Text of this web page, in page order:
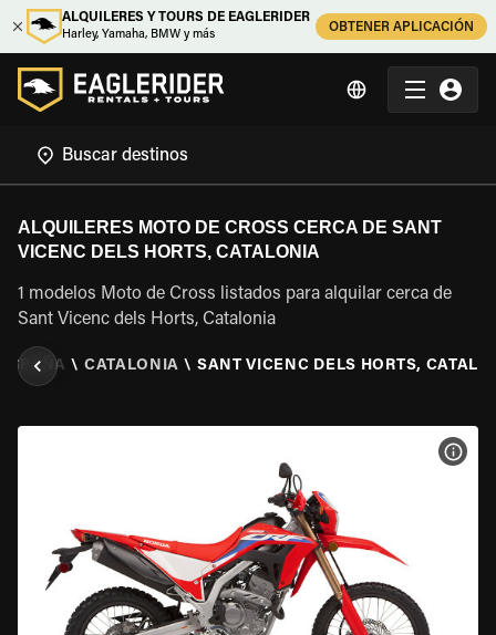
ALQUILERES Y TOURS DE EAGLERIDER
Harley, Yamaha, BMW y más
OBTENER APLICACIÓN
ALQUILERES MOTO DE CROSS CERCA DE SANT
VICENC DELS HORTS, CATALONIA
1 modelos Moto de Cross listados para alquilar cerca de
Sant Vicenc dels Horts, Catalonia
\ CATALONIA \ SANT VICENC DELS HORTS,
VER